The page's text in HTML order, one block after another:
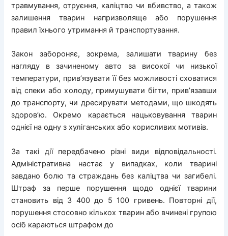
травмування, отруєння, каліцтво чи вбивство, а також
залишення тварин напризволяще або порушення
правил їхнього утримання й транспортування.
Закон забороняє, зокрема, залишати тварину без
нагляду в зачиненому авто за високої чи низької
температури, прив’язувати її без можливості сховатися
від спеки або холоду, примушувати бігти, прив’язавши
до транспорту, чи дресирувати методами, що шкодять
здоров’ю. Окремо карається нацьковування тварин
однієї на одну з хуліганських або корисливих мотивів.
За такі дії передбачено різні види відповідальності.
Адміністративна настає у випадках, коли тварині
завдано болю та страждань без каліцтва чи загибелі.
Штраф за перше порушення щодо однієї тварини
становить від 3 400 до 5 100 гривень. Повторні дії,
порушення стосовно кількох тварин або вчинені групою
осіб караються штрафом до